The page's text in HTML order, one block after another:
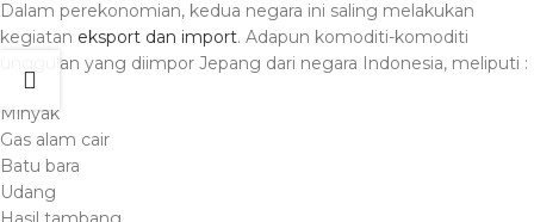
Dalam perekonomian, kedua negara ini saling melakukan
kegiatan eksport dan import. Adapun komoditi-komoditi
unggulan yang diimpor Jepang dari negara Indonesia, meliputi :
Minyak
Gas alam cair
Batu bara
Udang